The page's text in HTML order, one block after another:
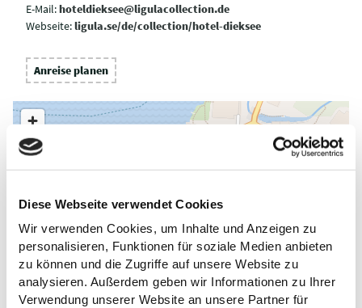
Diese Webseite verwendet Cookies
Wir verwenden Cookies, um Inhalte und Anzeigen zu
personalisieren, Funktionen für soziale Medien anbieten
zu können und die Zugriffe auf unsere Website zu
analysieren. Außerdem geben wir Informationen zu Ihrer
Verwendung unserer Website an unsere Partner für
E-Mail:hoteldieksee@ligulacollection.de
Webseite:ligula.se/de/collection/hotel-dieksee
Anreise planen